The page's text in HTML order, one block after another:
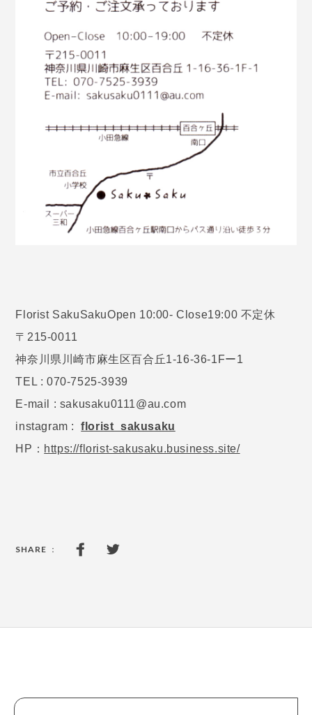
Florist SakuSakuOpen 10:00- Close19:00 不定休
〒215-0011
神奈川県川崎市麻生区百合丘1-16-36-1Fー1
TEL : 070-7525-3939
E-mail : sakusaku0111@au.com
instagram :florist_sakusaku
HP： https://florist-sakusaku.business.site/